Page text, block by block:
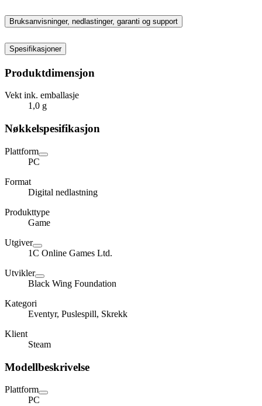
Bruksanvisninger, nedlastinger, garanti og support
Spesifikasjoner
Produktdimensjon
Vekt ink. emballasje
1,0 g
Nøkkelspesifikasjon
Plattform
PC
Format
Digital nedlastning
Produkttype
Game
Utgiver
1C Online Games Ltd.
Utvikler
Black Wing Foundation
Kategori
Eventyr, Puslespill, Skrekk
Klient
Steam
Modellbeskrivelse
Plattform
PC